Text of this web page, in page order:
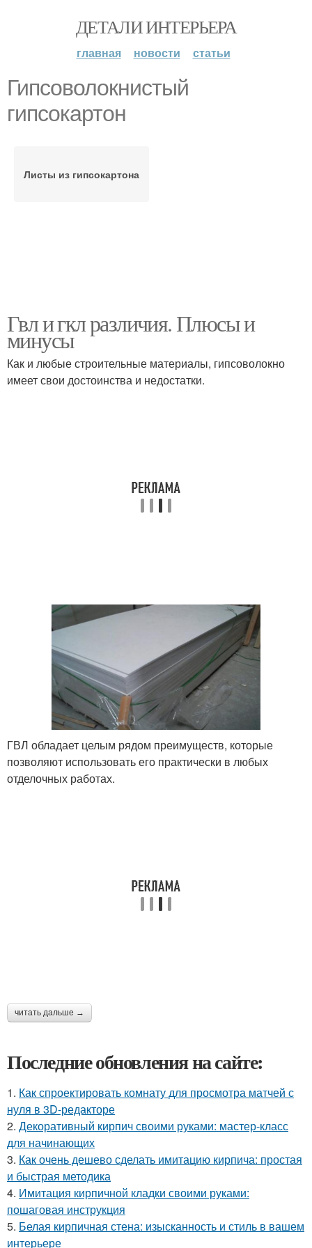
ДЕТАЛИ ИНТЕРЬЕРА
главная новости статьи
Гипсоволокнистый
гипсокартон
Листы из гипсокартона
Гвл и гкл различия. Плюсы и
минусы
Как и любые строительные материалы, гипсоволокно
имеет свои достоинства и недостатки.
ГВЛ обладает целым рядом преимуществ, которые
позволяют использовать его практически в любых
отделочных работах.
читать дальше →
Последние обновления на сайте:
1. Как спроектировать комнату для просмотра матчей с
нуля в 3D-редакторе
2. Декоративный кирпич своими руками: мастер-класс
для начинающих
3. Как очень дешево сделать имитацию кирпича: простая
и быстрая методика
4. Имитация кирпичной кладки своими руками:
пошаговая инструкция
5. Белая кирпичная стена: изысканность и стиль в вашем
интерьере